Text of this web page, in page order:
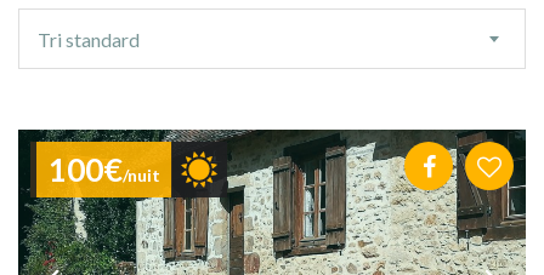
tri
Tri standard
100€/nuit